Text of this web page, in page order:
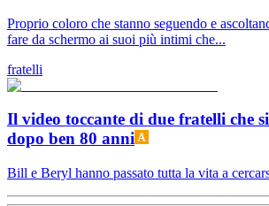
Proprio coloro che stanno seguendo e
fare da schermo ai suoi più intimi che...
fratelli
Il video toccante di due fratelli che
dopo ben 80 anni
Bill e Beryl hanno passato tutta la vita a